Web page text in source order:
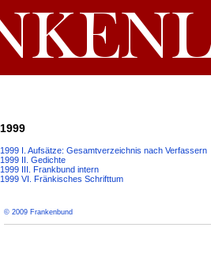
1999
1999 I. Aufsätze: Gesamtverzeichnis nach Verfassern
1999 II. Gedichte
1999 III. Frankbund intern
1999 VI. Fränkisches Schrifttum
© 2009 Frankenbund